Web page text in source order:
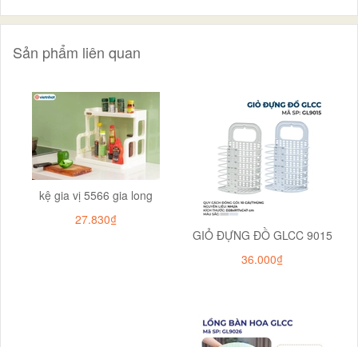
Sản phẩm liên quan
kệ gia vị 5566 gia long
27.830₫
GIỎ ĐỰNG ĐỒ GLCC 9015
36.000₫